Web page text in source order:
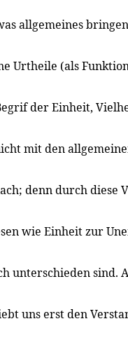
allgemeines
Urtheile (als
der Einheit,
mit den
denn durch diese
wie Einheit zur
unterschieden sind.
uns erst den